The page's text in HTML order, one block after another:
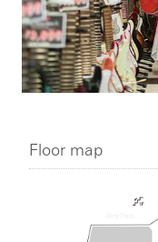
Floor map